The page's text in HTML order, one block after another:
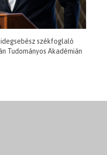
idegsebész székfoglaló
Tudományos Akadémián